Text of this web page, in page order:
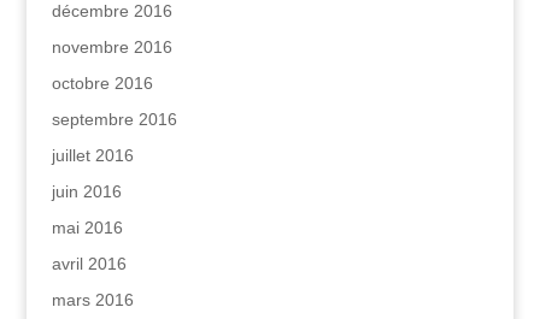
décembre 2016
novembre 2016
octobre 2016
septembre 2016
juillet 2016
juin 2016
mai 2016
avril 2016
mars 2016